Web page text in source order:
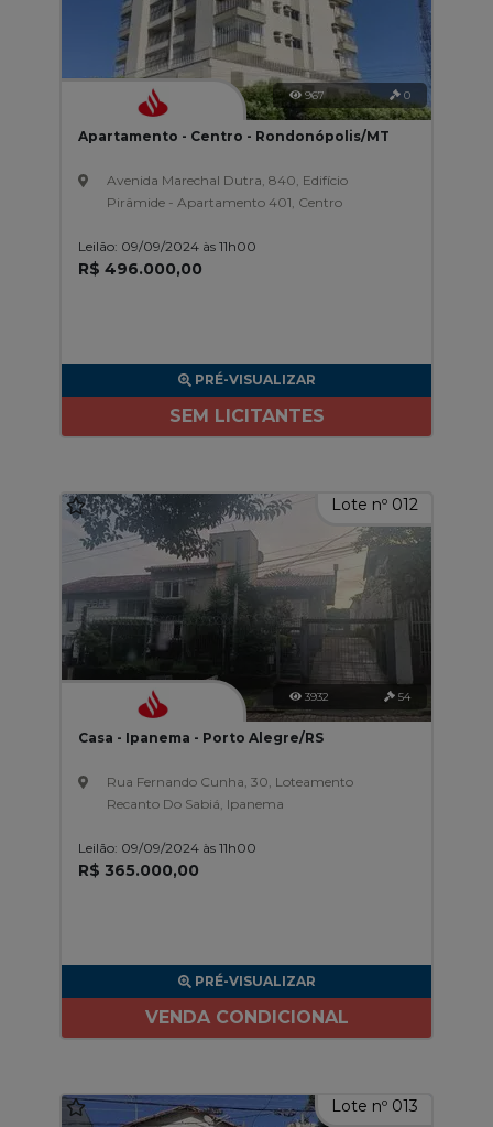
967 0
Apartamento - Centro - Rondonópolis/MT
Avenida Marechal Dutra, 840, Edifício
Pirâmide - Apartamento 401, Centro
Leilão: 09/09/2024 às 11h00
R$ 496.000,00
PRÉ-VISUALIZAR
SEM LICITANTES
Lote nº 012
3932 54
Casa - Ipanema - Porto Alegre/RS
Rua Fernando Cunha, 30, Loteamento
Recanto Do Sabiá, Ipanema
Leilão: 09/09/2024 às 11h00
R$ 365.000,00
PRÉ-VISUALIZAR
VENDA CONDICIONAL
Lote nº 013